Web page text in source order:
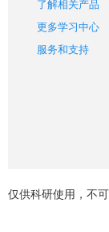
了解相关产品
更多学习中心
服务和支持
仅供科研使用，不可